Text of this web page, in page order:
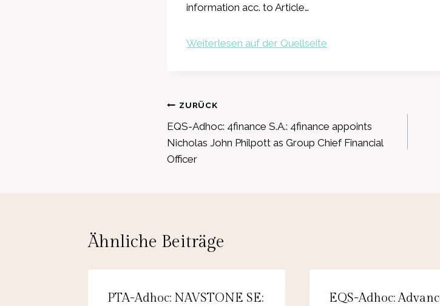
information acc. to Article…
Weiterlesen auf der Quellseite
Beitragsnavigation
ZURÜCK
EQS-Adhoc: 4finance S.A.: 4finance appoints
Nicholas John Philpott as Group Chief Financial
Officer
Ähnliche Beiträge
PTA-Adhoc: NAVSTONE SE:
EQS-Adhoc: